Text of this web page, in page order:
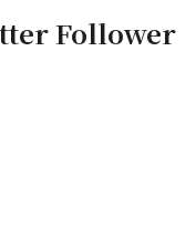
Follower